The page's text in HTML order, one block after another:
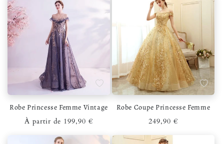
Ajouter à la liste de souhaits
Robe Princesse Femme Vintage
Prix habituel
À partir de 199,90 €
Ajouter
Robe Coupe Princesse Femme
Prix habituel
249,90 €